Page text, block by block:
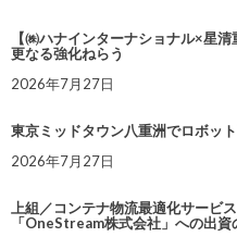
【㈱ハナインターナショナル×星
更なる強化ねらう
2026年7月27日
東京ミッドタウン八重洲でロボッ
2026年7月27日
上組／コンテナ物流最適化サービ
「OneStream株式会社」への出資